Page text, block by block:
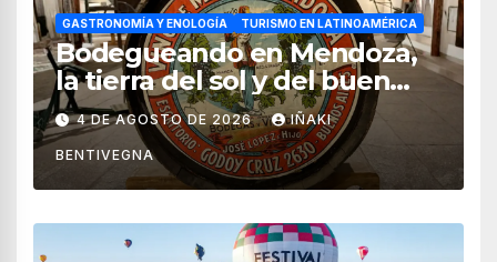
GASTRONOMÍA Y ENOLOGÍA TURISMO EN LATINOAMÉRICA
Bodegueando en Mendoza,
la tierra del sol y del buen
vino
4 DE AGOSTO DE 2026 IÑAKI
BENTIVEGNA